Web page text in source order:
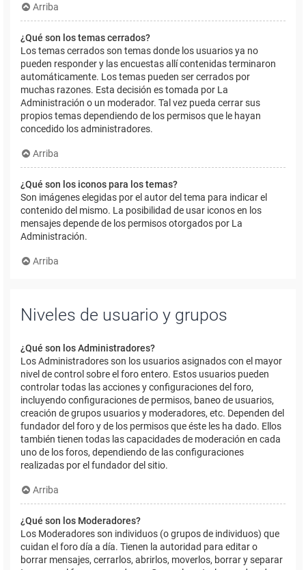
Arriba
¿Qué son los temas cerrados?
Los temas cerrados son temas donde los usuarios ya no
pueden responder y las encuestas allí contenidas terminaron
automáticamente. Los temas pueden ser cerrados por
muchas razones. Esta decisión es tomada por La
Administración o un moderador. Tal vez pueda cerrar sus
propios temas dependiendo de los permisos que le hayan
concedido los administradores.
Arriba
¿Qué son los iconos para los temas?
Son imágenes elegidas por el autor del tema para indicar el
contenido del mismo. La posibilidad de usar iconos en los
mensajes depende de los permisos otorgados por La
Administración.
Arriba
Niveles de usuario y grupos
¿Qué son los Administradores?
Los Administradores son los usuarios asignados con el mayor
nivel de control sobre el foro entero. Estos usuarios pueden
controlar todas las acciones y configuraciones del foro,
incluyendo configuraciones de permisos, baneo de usuarios,
creación de grupos usuarios y moderadores, etc. Dependen del
fundador del foro y de los permisos que éste les ha dado. Ellos
también tienen todas las capacidades de moderación en cada
uno de los foros, dependiendo de las configuraciones
realizadas por el fundador del sitio.
Arriba
¿Qué son los Moderadores?
Los Moderadores son individuos (o grupos de individuos) que
cuidan el foro día a día. Tienen la autoridad para editar o
borrar mensajes, cerrarlos, abrirlos, moverlos, borrar y separar